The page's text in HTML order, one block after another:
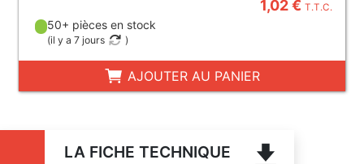
1,02 €T.T.C.
50+ pièces en stock
(il y a 7 jours )
AJOUTER AU PANIER
LA FICHE TECHNIQUE